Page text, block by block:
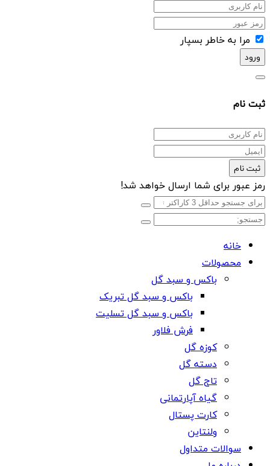
مرا به خاطر بسپار
ورود
ثبت نام
ثبت نام
رمز عبور برای شما ارسال خواهد شد!
خانه
محصولات
باکس و سبد گل
باکس و سبد گل تبریک
باکس و سبد گل تسلیت
فرش فلاور
کوزه گل
دسته گل
تاج گل
گیاه آپارتمانی
کارت پستال
ولنتاین
سوالات متداول